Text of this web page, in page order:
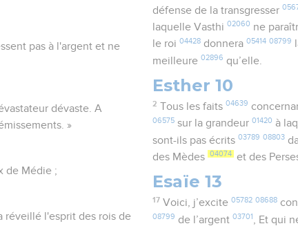
pas à l'argent et ne
dévaste. A
»
de Médie ;
réveillé l'esprit des rois de
défense de la transgresser
laquelle Vasthi02060 ne
le roi04428 donnera05414 08799
meilleure02896 qu’elle.
Esther 10
2 Tous les faits 04639
06575 sur la grandeur01420 à
sont-ils pas écrits03789 08803
des Mèdes 04074 et des
Esaïe 13
17 Voici, j’excite 05782 08688
08799 de l’argent03701 , Et qui